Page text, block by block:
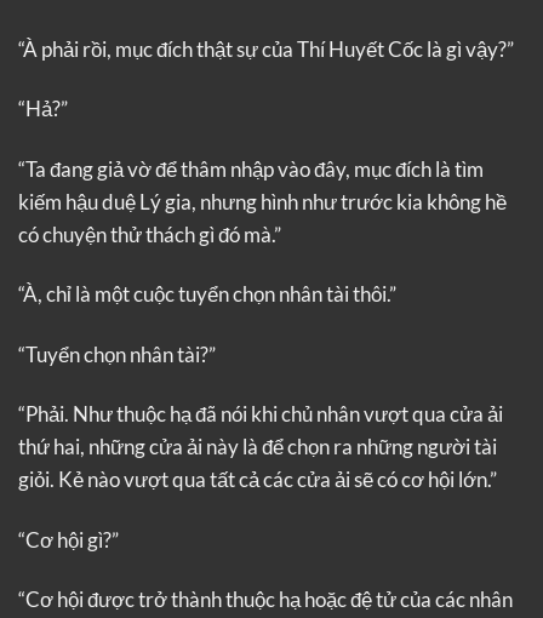
“À phải rồi, mục đích thật sự của Thí Huyết Cốc là gì vậy?”
“Hả?”
“Ta đang giả vờ để thâm nhập vào đây, mục đích là tìm
kiếm hậu duệ Lý gia, nhưng hình như trước kia không hề
có chuyện thử thách gì đó mà.”
“À, chỉ là một cuộc tuyển chọn nhân tài thôi.”
“Tuyển chọn nhân tài?”
“Phải. Như thuộc hạ đã nói khi chủ nhân vượt qua cửa ải
thứ hai, những cửa ải này là để chọn ra những người tài
giỏi. Kẻ nào vượt qua tất cả các cửa ải sẽ có cơ hội lớn.”
“Cơ hội gì?”
“Cơ hội được trở thành thuộc hạ hoặc đệ tử của các nhân